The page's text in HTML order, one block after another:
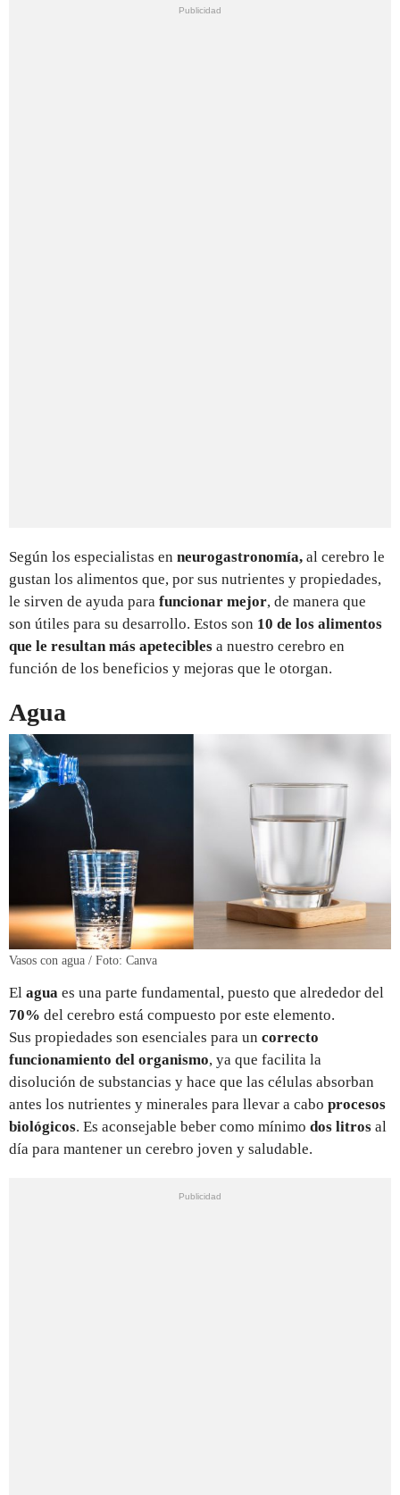
Según los especialistas en neurogastronomía, al cerebro le
gustan los alimentos que, por sus nutrientes y propiedades,
le sirven de ayuda para funcionar mejor, de manera que
son útiles para su desarrollo. Estos son 10 de los alimentos
que le resultan más apetecibles a nuestro cerebro en
función de los beneficios y mejoras que le otorgan.
Agua
Vasos con agua / Foto: Canva
El agua es una parte fundamental, puesto que alrededor del
70% del cerebro está compuesto por este elemento.
Sus propiedades son esenciales para un correcto
funcionamiento del organismo, ya que facilita la
disolución de substancias y hace que las células absorban
antes los nutrientes y minerales para llevar a cabo procesos
biológicos. Es aconsejable beber como mínimo dos litros al
día para mantener un cerebro joven y saludable.